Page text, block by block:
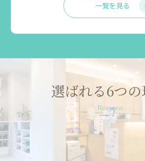
一覧を見る
選ばれる6つの
Reasons
お口の 健康＋